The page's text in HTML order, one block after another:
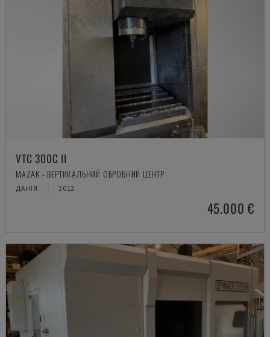
VTC 300C II
MAZAK - ВЕРТИКАЛЬНИЙ ОБРОБНИЙ ЦЕНТР
ДАНІЯ 2012
45.000 €